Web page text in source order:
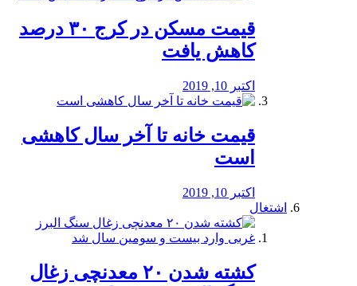
️قیمت مسکن در کرج ۳۰ درصد
کاهش یافت
اکتبر 10, 2019
قیمت خانه تا آخر سال کاهشی
است
اکتبر 10, 2019
اشتغال
کشته شدن ۲۰ معدنچی زغال